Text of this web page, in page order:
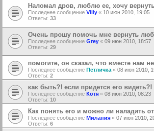
Наломал дров, люблю ее, хочу
Последнее сообщение Villy « 10 июн 2010, 19:05
Ответы: 33
Очень прошу помочь мне вернуть
Последнее сообщение Grey « 09 июн 2010, 18:57
Ответы: 29
помогите, он сказал, что вместе нам
Последнее сообщение Петличка « 08 июн 2010,
Ответы: 2
как быть?! если придется его видеть?!
Последнее сообщение Котя « 08 июн 2010, 08:23
Ответы: 10
Как понять его и можно ли наладить
Последнее сообщение Милания « 07 июн 2010,
Ответы: 6